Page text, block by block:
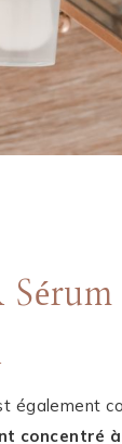
également
concentré